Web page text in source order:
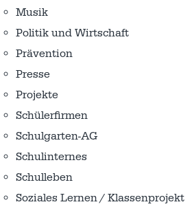
Musik
Politik und Wirtschaft
Prävention
Presse
Projekte
Schülerfirmen
Schulgarten-AG
Schulinternes
Schulleben
Soziales Lernen / Klassenprojekt